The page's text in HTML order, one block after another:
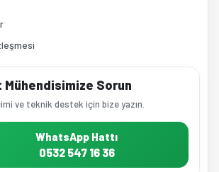
Sorun
ve teknik destek için bize yazın.
WhatsApp Hattı
0532 547 16 36